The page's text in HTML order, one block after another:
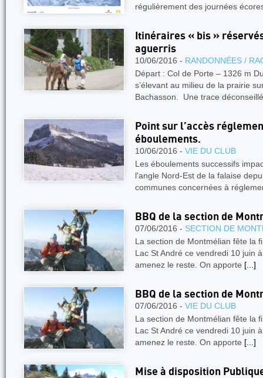
régulièrement des journées
Itinéraires « bis »
aguerris
10/06/2016 - RANDONNÉES /
Départ : Col de Porte – 1326 m
s’élevant au milieu de la prairie
Bachasson. Une trace
Point sur l’accès
éboulements.
10/06/2016 - VIE DU CLUB
Les éboulements successifs
l'angle Nord-Est de la falaise
communes concernées à
BBQ de la section de
07/06/2016 - SECTION DE
La section de Montmélian fête la
Lac St André ce vendredi 10 juin
amenez le reste. On apporte [...]
BBQ de la section de
07/06/2016 - VIE DU CLUB
La section de Montmélian fête la
Lac St André ce vendredi 10 juin
amenez le reste. On apporte [...]
Mise à disposition